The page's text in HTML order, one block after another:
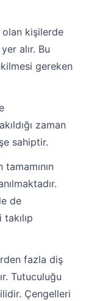
kişilerde
alır. Bu
gereken
zaman
sahiptir.
de
fazla diş
Tutuculuğu
Çengelleri